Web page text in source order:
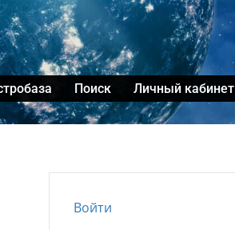
Поиск Личный кабинет
Войти